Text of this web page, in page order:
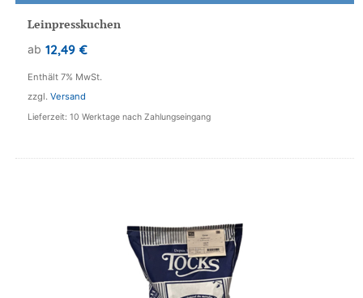
Leinpresskuchen
ab 12,49 €
Enthält 7% MwSt.
zzgl.Versand
Lieferzeit: 10 Werktage nach Zahlungseingang
weist
mehrere
Varianten